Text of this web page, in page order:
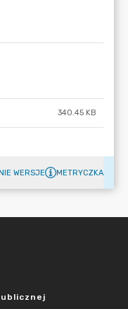
340.45 KB
WERSJE METRYCZKA